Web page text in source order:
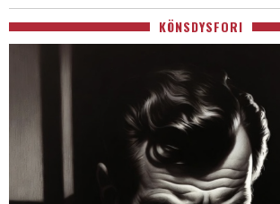
KÖNSDYSFORI